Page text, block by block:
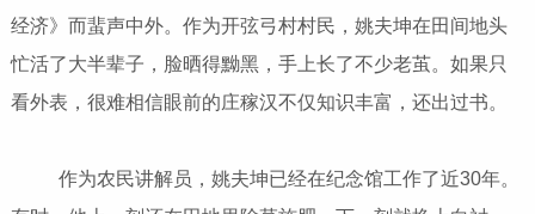
经济》而蜚声中外。作为开弦弓村村民，姚夫坤在田间地头
忙活了大半辈子，脸晒得黝黑，手上长了不少老茧。如果只
看外表，很难相信眼前的庄稼汉不仅知识丰富，还出过书。
作为农民讲解员，姚夫坤已经在纪念馆工作了近30年。